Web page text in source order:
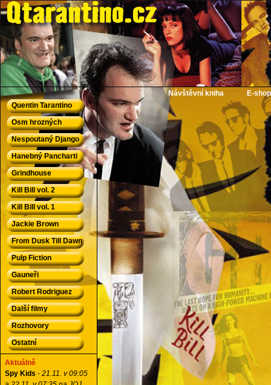
QTarantino.cz - Quentin Tarantino
Návštěvní kniha
E-shop
Quentin Tarantino
Osm hrozných
Nespoutaný Django
Hanebný Pancharti
Grindhouse
Kill Bill vol. 2
Kill Bill vol. 1
Jackie Brown
From Dusk Till Dawn
Pulp Fiction
Gauneři
Robert Rodriguez
Další filmy
Rozhovory
Ostatní
Aktuálně
Spy Kids - 21.11. v 09:05